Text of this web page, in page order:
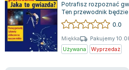
Potrafisz rozpoznać
Ten przewodnik
identyfikacji
0.0
Miękka
Pakujemy
Używana
Wyprzedaż